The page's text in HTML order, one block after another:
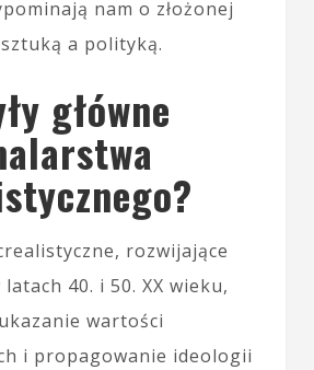
nam o złożonej
a polityką.
główne
rozwijające
40. i 50. XX wieku,
wartości
i propagowanie ideologii